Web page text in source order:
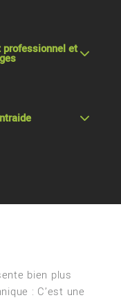
professionnel et
bien plus
: C’est une